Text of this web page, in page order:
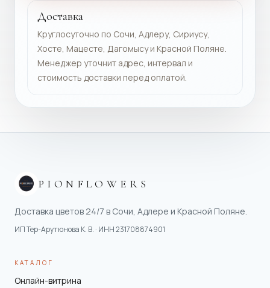
Доставка
Круглосуточно по Сочи, Адлеру, Сириусу,
Хосте, Мацесте, Дагомысу и Красной Поляне.
Менеджер уточнит адрес, интервал и
стоимость доставки перед оплатой.
PIONFLOWERS
Доставка цветов 24/7 в Сочи, Адлере и Красной Поляне.
ИП Тер-Арутюнова К. В. · ИНН231708874901
КАТАЛОГ
Онлайн-витрина